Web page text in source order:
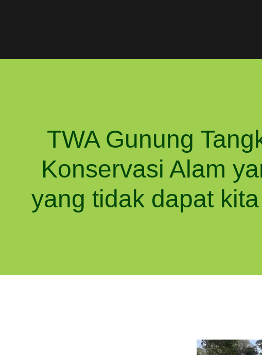
TWA Gunung
Konservasi Alam
yang tidak dapat